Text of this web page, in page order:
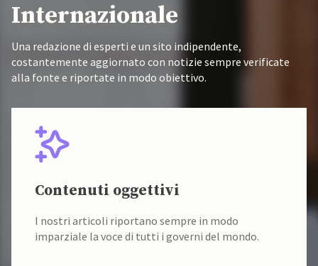
Internazionale
Una redazione di esperti e un sito indipendente,
costantemente aggiornato con notizie sempre verificate
alla fonte e riportate in modo obiettivo.
Contenuti oggettivi
I nostri articoli riportano sempre in modo
imparziale la voce di tutti i governi del mondo.